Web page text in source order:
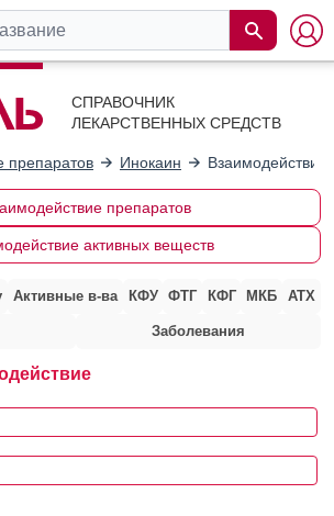
СПРАВОЧНИК
ЛЕКАРСТВЕННЫХ СРЕДСТВ
препаратов Инокаин
препаратов
активных веществ
Активные в-ва КФУ ФТГ КФГ МКБ АТХ
Заболевания